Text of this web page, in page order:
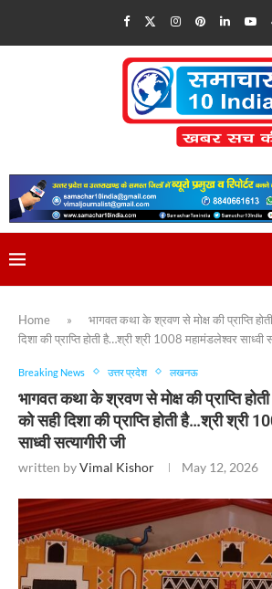
Home »
भागवत कथा के श्रवण से मोक्ष की प्राप्ति
दिशा की प्राप्ति होती है…श्री श्री 1008 महामंडलेश्वर साध्वी
Breaking News उत्तर प्रदेश लखनऊ
भागवत कथा के श्रवण से मोक्ष की प्राप्ति
को सही दिशा की प्राप्ति होती है…श्री श्री
साध्वी सत्यागीरी जी
written byVimal Kishor May 12, 2026